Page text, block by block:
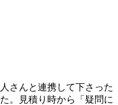
さんと連携して下さった
。見積り時から「疑問に